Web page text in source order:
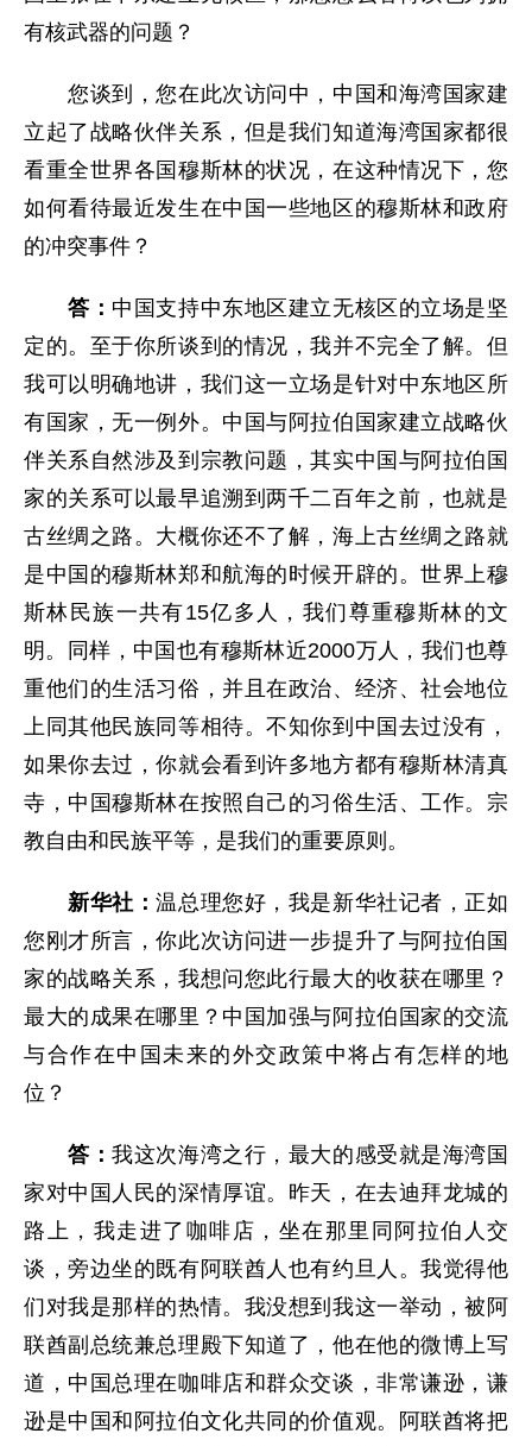
有核武器的问题？
您谈到，您在此次访问中，中国和海湾国家建
立起了战略伙伴关系，但是我们知道海湾国家都很
看重全世界各国穆斯林的状况，在这种情况下，您
如何看待最近发生在中国一些地区的穆斯林和政府
的冲突事件？
答： 中国支持中东地区建立无核区的立场是坚
定的。至于你所谈到的情况，我并不完全了解。但
我可以明确地讲，我们这一立场是针对中东地区所
有国家，无一例外。中国与阿拉伯国家建立战略伙
伴关系自然涉及到宗教问题，其实中国与阿拉伯国
家的关系可以最早追溯到两千二百年之前，也就是
古丝绸之路。大概你还不了解，海上古丝绸之路就
是中国的穆斯林郑和航海的时候开辟的。世界上穆
斯林民族一共有15亿多人，我们尊重穆斯林的文
明。同样，中国也有穆斯林近2000万人，我们也尊
重他们的生活习俗，并且在政治、经济、社会地位
上同其他民族同等相待。不知你到中国去过没有，
如果你去过，你就会看到许多地方都有穆斯林清真
寺，中国穆斯林在按照自己的习俗生活、工作。宗
教自由和民族平等，是我们的重要原则。
新华社：温总理您好，我是新华社记者，正如
您刚才所言，你此次访问进一步提升了与阿拉伯国
家的战略关系，我想问您此行最大的收获在哪里？
最大的成果在哪里？中国加强与阿拉伯国家的交流
与合作在中国未来的外交政策中将占有怎样的地
位？
答：我这次海湾之行，最大的感受就是海湾国
家对中国人民的深情厚谊。昨天，在去迪拜龙城的
路上，我走进了咖啡店，坐在那里同阿拉伯人交
谈，旁边坐的既有阿联酋人也有约旦人。我觉得他
们对我是那样的热情。我没想到我这一举动，被阿
联酋副总统兼总理殿下知道了，他在他的微博上写
道，中国总理在咖啡店和群众交谈，非常谦逊，谦
逊是中国和阿拉伯文化共同的价值观。阿联酋将把